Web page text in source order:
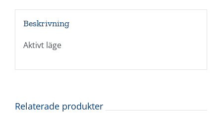
Beskrivning
Aktivt läge
Relaterade produkter